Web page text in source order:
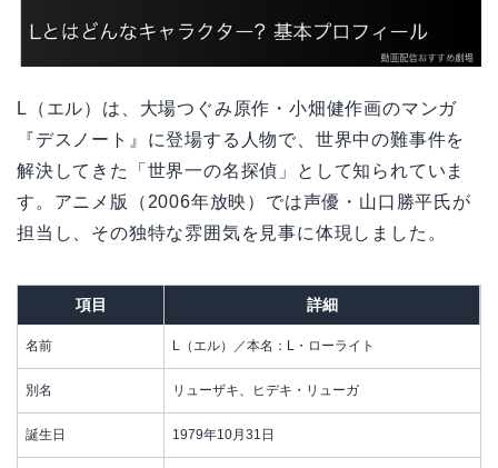
L（エル）は、大場つぐみ原作・小畑健作画のマンガ
『デスノート』に登場する人物で、世界中の難事件を
解決してきた「世界一の名探偵」として知られていま
す。アニメ版（2006年放映）では声優・山口勝平氏が
担当し、その独特な雰囲気を見事に体現しました。
項目 詳細
名前 L（エル）／本名：L・ローライト
別名 リューザキ、ヒデキ・リューガ
誕生日 1979年10月31日